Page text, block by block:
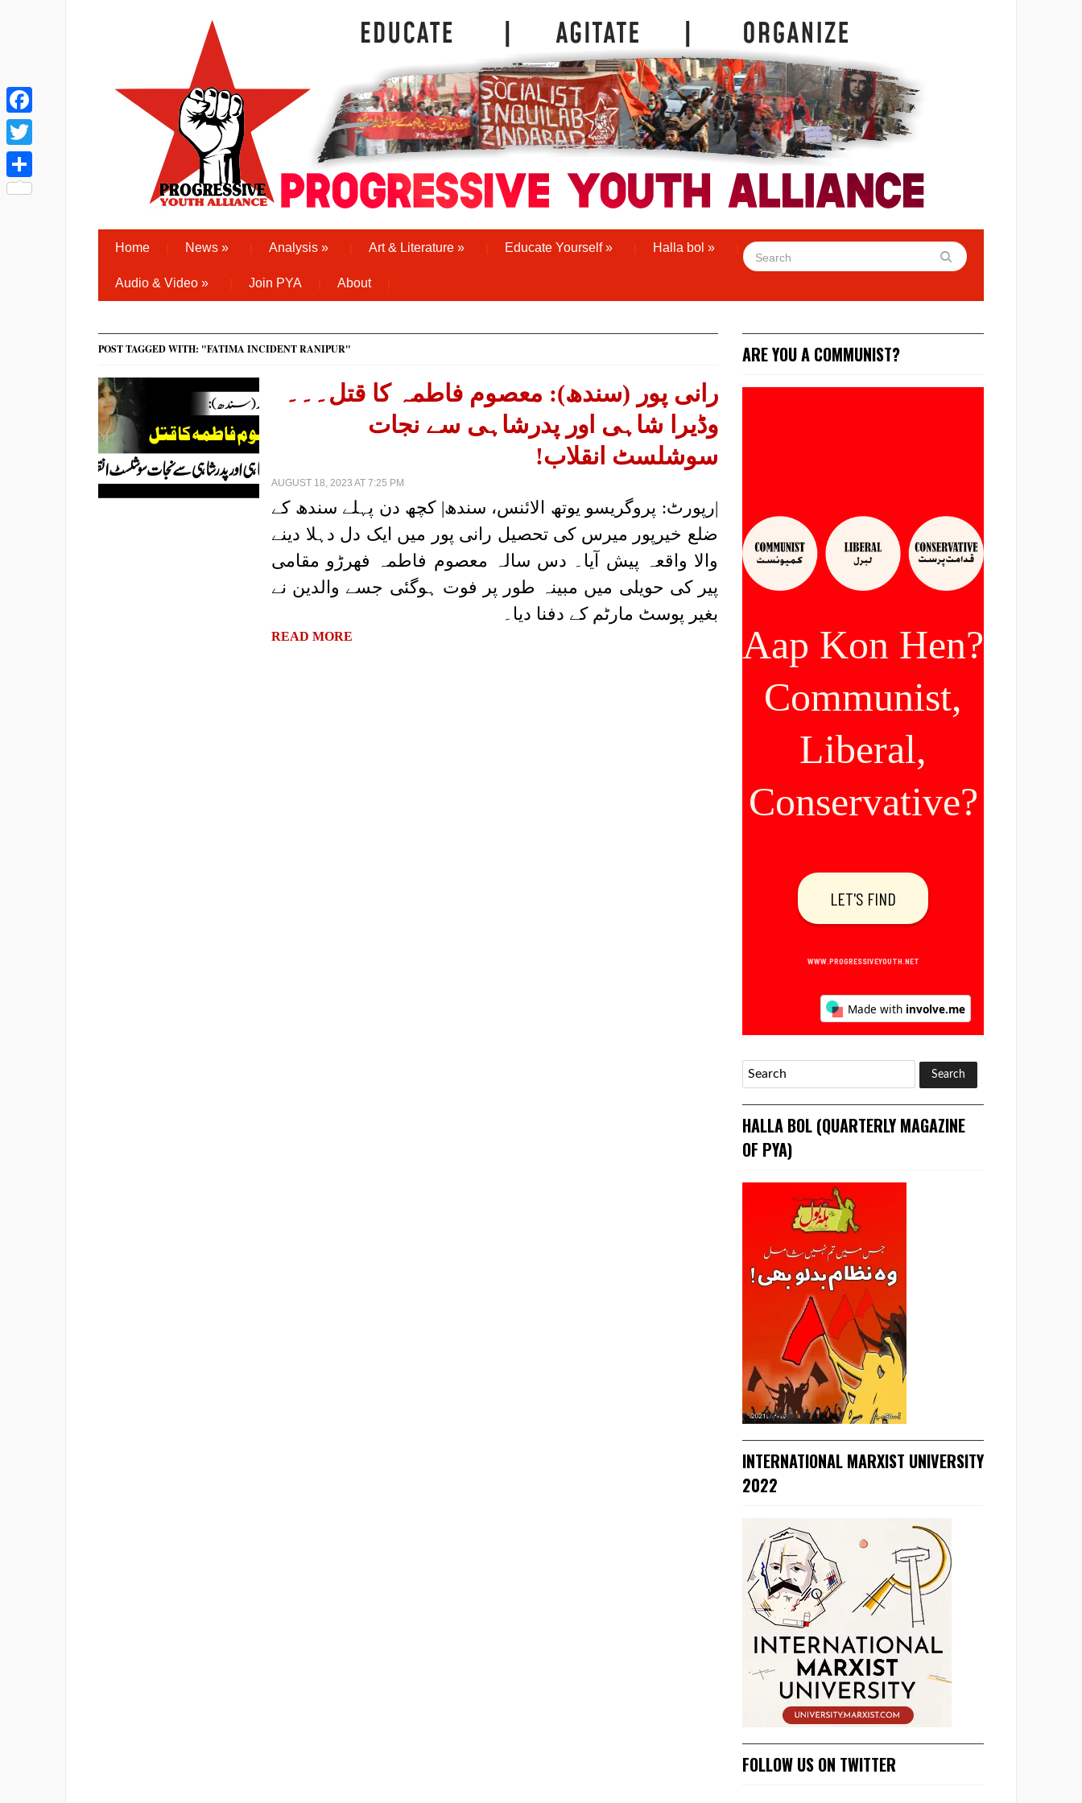
Home News » Analysis » Art & Literature » Educate Yourself» Halla bol »
Audio & Video » Join PYA About
POST TAGGED WITH: "FATIMA INCIDENT RANIPUR"
رانی پور (سندھ): معصوم فاطمہ کا قتل۔۔۔
وڈیرا شاہی اور پدرشاہی سے نجات
سوشلسٹ انقلاب!
AUGUST 18, 2023 AT 7:25 PM
|رپورٹ: پروگریسو یوتھ الائنس، سندھ| کچھ دن پہلے سندھ کے
ضلع خیرپور میرس کی تحصیل رانی پور میں ایک دل دہلا دینے
والا واقعہ پیش آیا۔ دس سالہ معصوم فاطمہ فھرڑو مقامی
پیر کی حویلی میں مبینہ طور پر فوت ہوگئی جسے والدین نے
بغیر پوسٹ مارٹم کے دفنا دیا۔
READ MORE
ARE YOU A COMMUNIST?
HALLA BOL (QUARTERLY MAGAZINE
OF PYA)
INTERNATIONAL MARXIST UNIVERSITY
2022
FOLLOW US ON TWITTER
Facebook
Twitter
Share